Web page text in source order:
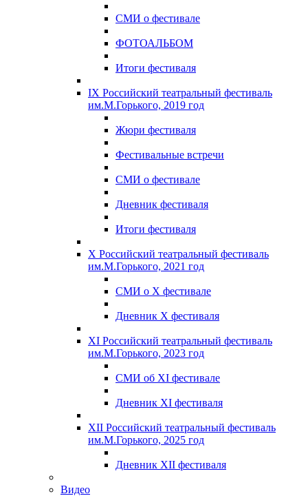
СМИ о фестивале
ФОТОАЛЬБОМ
Итоги фестиваля
IX Российский театральный фестиваль
им.М.Горького, 2019 год
Жюри фестиваля
Фестивальные встречи
СМИ о фестивале
Дневник фестиваля
Итоги фестиваля
X Российский театральный фестиваль
им.М.Горького, 2021 год
СМИ о X фестивале
Дневник X фестиваля
XI Российский театральный фестиваль
им.М.Горького, 2023 год
СМИ об XI фестивале
Дневник XI фестиваля
XII Российский театральный фестиваль
им.М.Горького, 2025 год
Дневник XII фестиваля
Видео